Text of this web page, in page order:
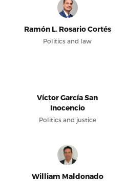
Ramón L. Rosario Cortés
Politics and law
Víctor García San
Inocencio
Politics and justice
William Maldonado